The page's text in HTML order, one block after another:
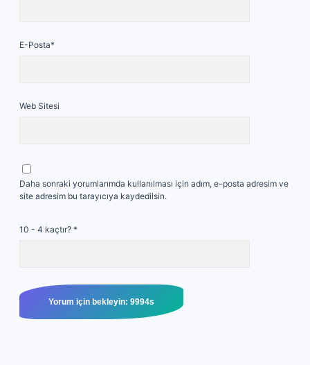
E-Posta*
Web Sitesi
Daha sonraki yorumlarımda kullanılması için adım, e-posta adresim ve
site adresim bu tarayıcıya kaydedilsin.
10 - 4 kaçtır? *